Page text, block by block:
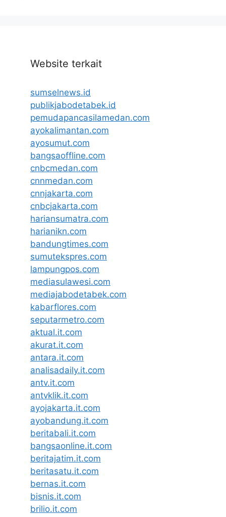
Website terkait
sumselnews.id
publikjabodetabek.id
pemudapancasilamedan.com
ayokalimantan.com
ayosumut.com
bangsaoffline.com
cnbcmedan.com
cnnmedan.com
cnnjakarta.com
cnbcjakarta.com
hariansumatra.com
harianikn.com
bandungtimes.com
sumutekspres.com
lampungpos.com
mediasulawesi.com
mediajabodetabek.com
kabarflores.com
seputarmetro.com
aktual.it.com
akurat.it.com
antara.it.com
analisadaily.it.com
antv.it.com
antvklik.it.com
ayojakarta.it.com
ayobandung.it.com
beritabali.it.com
bangsaonline.it.com
beritajatim.it.com
beritasatu.it.com
bernas.it.com
bisnis.it.com
brilio.it.com